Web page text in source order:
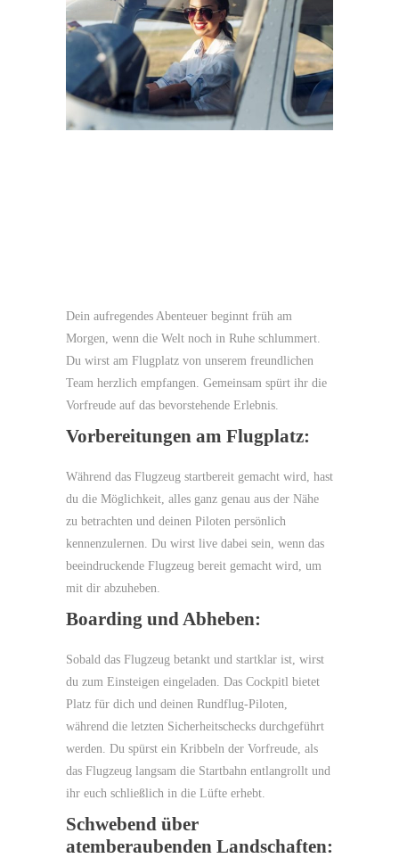
Dein aufregendes Abenteuer beginnt früh am
Morgen, wenn die Welt noch in Ruhe schlummert.
Du wirst am Flugplatz von unserem freundlichen
Team herzlich empfangen. Gemeinsam spürt ihr die
Vorfreude auf das bevorstehende Erlebnis.
Vorbereitungen am Flugplatz:
Während das Flugzeug startbereit gemacht wird, hast
du die Möglichkeit, alles ganz genau aus der Nähe
zu betrachten und deinen Piloten persönlich
kennenzulernen. Du wirst live dabei sein, wenn das
beeindruckende Flugzeug bereit gemacht wird, um
mit dir abzuheben.
Boarding und Abheben:
Sobald das Flugzeug betankt und startklar ist, wirst
du zum Einsteigen eingeladen. Das Cockpitl bietet
Platz für dich und deinen Rundflug-Piloten,
während die letzten Sicherheitschecks durchgeführt
werden. Du spürst ein Kribbeln der Vorfreude, als
das Flugzeug langsam die Startbahn entlangrollt und
ihr euch schließlich in die Lüfte erhebt.
Schwebend über
atemberaubenden Landschaften: